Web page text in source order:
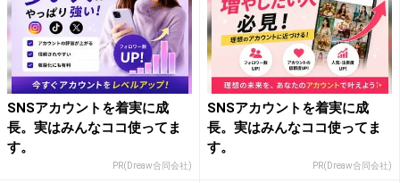
SNSアカウントを着実に成
長。実はみんなココ使ってま
す。
PR(Dreaw合同会社)
SNSアカウントを着実に成
長。実はみんなココ使ってま
す。
PR(Dreaw合同会社)